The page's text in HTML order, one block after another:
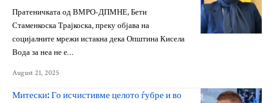
Пратеничката од ВМРО-ДПМНЕ, Бети
Стаменкоска Трајкоска, преку објава на
социјалните мрежи истакна дека Општина Кисела
Вода за неа не е…
August 21, 2025
Митески: Го исчистивме целото ѓубре и во